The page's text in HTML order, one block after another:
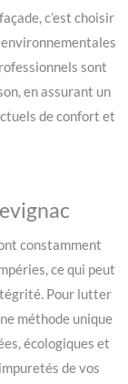
c’est choisir
sont
en assurant un
de confort et
constamment
ce qui peut
Pour lutter
méthode unique
écologiques et
de vos